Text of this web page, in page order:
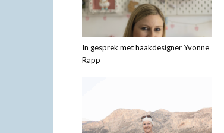
In gesprek met haakdesigner Yvonne
Rapp